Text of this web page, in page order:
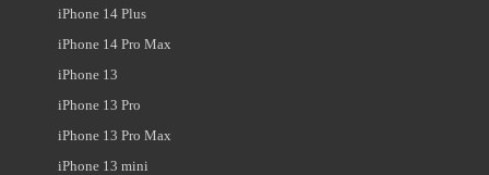
iPhone 14 Plus
iPhone 14 Pro Max
iPhone 13
iPhone 13 Pro
iPhone 13 Pro Max
iPhone 13 mini